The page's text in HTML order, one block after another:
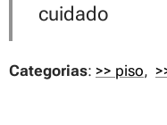
cuidado
Categorias: >> piso,